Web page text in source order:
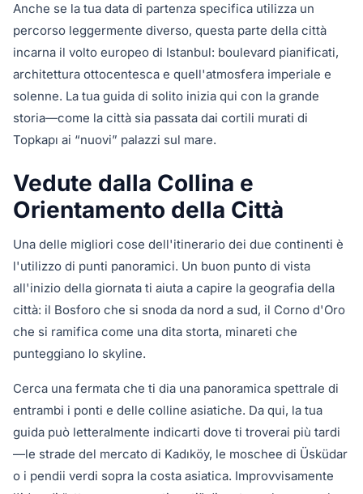
Anche se la tua data di partenza specifica utilizza un
percorso leggermente diverso, questa parte della città
incarna il volto europeo di Istanbul: boulevard pianificati,
architettura ottocentesca e quell'atmosfera imperiale e
solenne. La tua guida di solito inizia qui con la grande
storia—come la città sia passata dai cortili murati di
Topkapı ai “nuovi” palazzi sul mare.
Vedute dalla Collina e
Orientamento della Città
Una delle migliori cose dell'itinerario dei due continenti è
l'utilizzo di punti panoramici. Un buon punto di vista
all'inizio della giornata ti aiuta a capire la geografia della
città: il Bosforo che si snoda da nord a sud, il Corno d'Oro
che si ramifica come una dita storta, minareti che
punteggiano lo skyline.
Cerca una fermata che ti dia una panoramica spettrale di
entrambi i ponti e delle colline asiatiche. Da qui, la tua
guida può letteralmente indicarti dove ti troverai più tardi
—le strade del mercato di Kadıköy, le moschee di Üsküdar
o i pendii verdi sopra la costa asiatica. Improvvisamente